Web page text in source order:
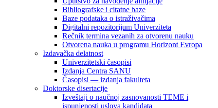
Bibliografske i citatne baze
Baze podataka o istraživačima
Digitalni repozitorijum Univerziteta
Rečnik termina vezanih za otvorenu nauku
Otvorena nauka u programu Horizont Evropa
Izdavačka delatnost
Univerzitetski časopisi
Izdanja Centra SANU
Časopisi — izdanja fakulteta
Doktorske disertacije
Izveštaji o naučnoj zasnovanosti TEME i
ispunjenosti uslova kandidata